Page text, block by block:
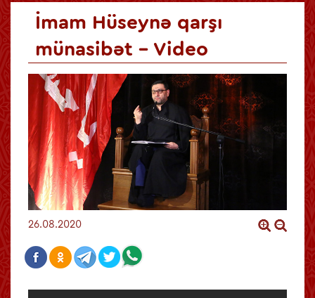
İmam Hüseynə qarşı
münasibət - Video
26.08.2020